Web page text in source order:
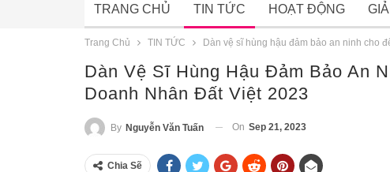
TRANG CHỦ TIN TỨC HOẠT ĐỘNG
Trang Chủ TIN TỨC Dàn vệ sĩ hùng hậu đảm bảo an ninh cho
Dàn Vệ Sĩ Hùng Hậu Đảm Bảo An
Doanh Nhân Đất Việt 2023
By Nguyễn Văn Tuấn On Sep 21, 2023
Chia Sẽ